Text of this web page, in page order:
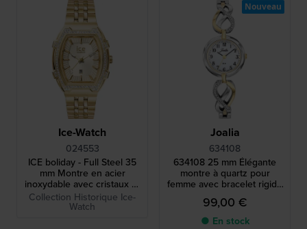
Ice-Watch
024553
ICE boliday - Full Steel 35
mm Montre en acier
inoxydable avec cristaux et
finition brossée - Taille
petite
Collection Historique Ice-
Watch
Joalia
634108
634108 25 mm Élégante
montre à quartz pour
femme avec bracelet rigide
et cristaux.
99,00 €
● En stock
Nouveau